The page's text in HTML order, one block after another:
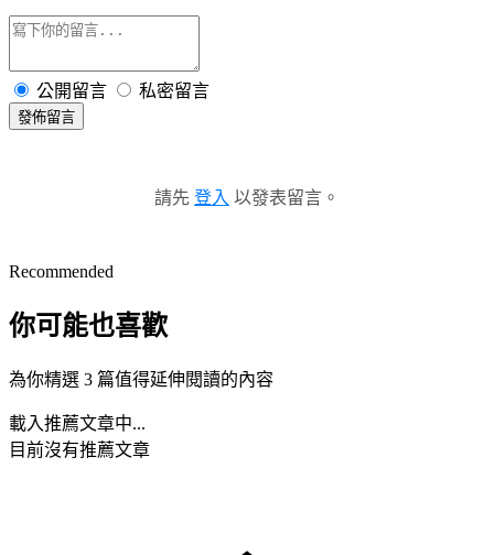
公開留言 私密留言
發佈留言
請先 登入 以發表留言。
Recommended
你可能也喜歡
為你精選 3 篇值得延伸閱讀的內容
載入推薦文章中...
目前沒有推薦文章